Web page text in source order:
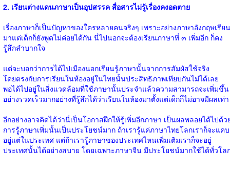
2. เรียนต่างแดนภาษาเป็นอุปสรรค สื่อสารไม่รู้เรื่องคงอดตาย
เรื่องภาษาก็เป็นปัญหาของใครหลายคนจริงๆ เพราะอย่างภาษาอังกฤษเรียน
มาแต่เด็กก็ยังพูดไม่ค่อยได้กัน นี่ไปนอกจะต้องเรียนภาษาที่ ๓ เพิ่มอีก ก็คง
รู้สึกลำบากใจ
แต่จะบอกว่าการได้ไปเมืองนอกเรียนรู้ภาษานั้นจากการสัมผัสใช้จริง
โดยตรงกับการเรียนในห้องอยู่ในไทยนั้นประสิทธิภาพเทียบกันไม่ได้เลย
พอได้ไปอยู่ในสิ่งแวดล้อมที่ใช้ภาษานั้นประจำแล้วความสามารถจะเพิ่มขึ้น
อย่างรวดเร็วมากอย่างที่รู้สึกได้ว่าเรียนในห้องมาตั้งแต่เด็กก็ไม่อาจมีผลเท่า
อีกอย่างอาจคิดได้ว่านี่เป็นโอกาสฝึกให้รู้เพิ่มอีกภาษา เป็นผลพลอยได้ไปด้ว
การรู้ภาษาเพิ่มนั้นเป็นประโยชน์มาก ถ้าเรารู้แค่ภาษาไทยโลกเราก็จะแคบ
อยู่แต่ในประเทศ แต่ถ้าเรารู้ภาษาของประเทศไหนเพิ่มเติมเราก็จะอยู่
ประเทศนั้นได้อย่างสบาย โดยเฉพาะภาษาจีน มีประโยชน์มากใช้ได้ทั่วโล